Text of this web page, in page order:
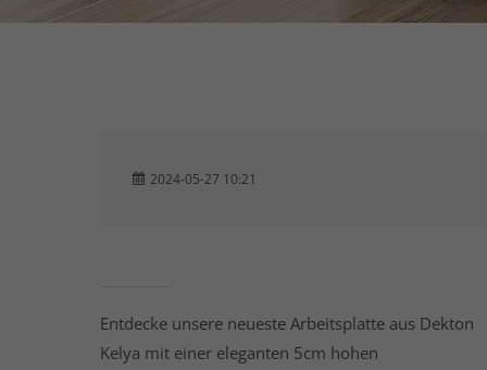
2024-05-27 10:21
Entdecke unsere neueste Arbeitsplatte aus Dekton
Kelya mit einer eleganten 5cm hohen